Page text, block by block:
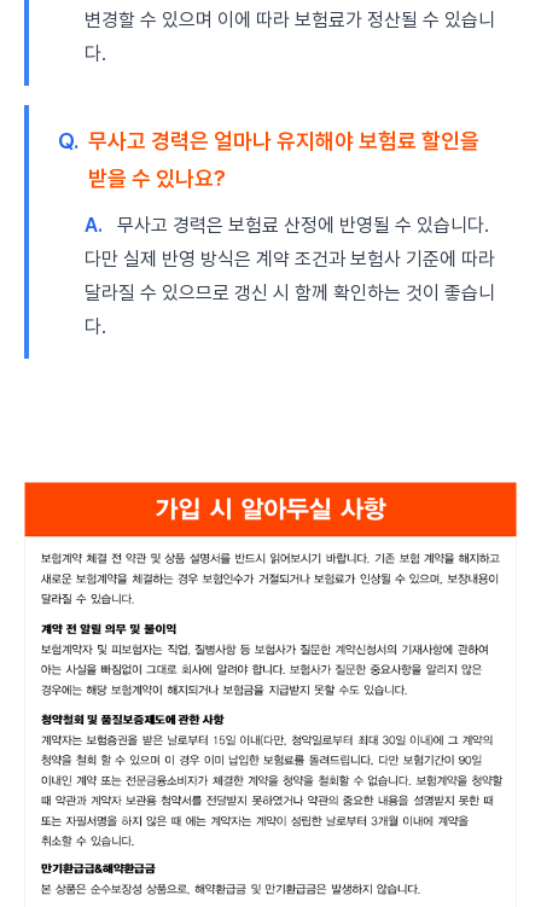
변경할 수 있으며 이에 따라 보험료가 정산될 수 있습니
다.
Q. 무사고 경력은 얼마나 유지해야 보험료 할인을
받을 수 있나요?
A.
무사고 경력은 보험료 산정에 반영될 수 있습니다.
다만 실제 반영 방식은 계약 조건과 보험사 기준에 따라
달라질 수 있으므로 갱신 시 함께 확인하는 것이 좋습니
다.